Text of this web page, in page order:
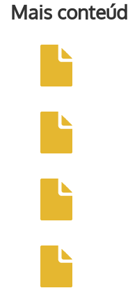
Mais